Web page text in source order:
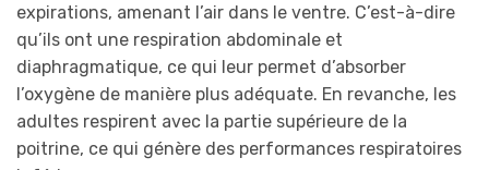
expirations, amenant l’air dans le ventre. C’est-à-dire
qu’ils ont une respiration abdominale et
diaphragmatique, ce qui leur permet d’absorber
l’oxygène de manière plus adéquate. En revanche, les
adultes respirent avec la partie supérieure de la
poitrine, ce qui génère des performances respiratoires